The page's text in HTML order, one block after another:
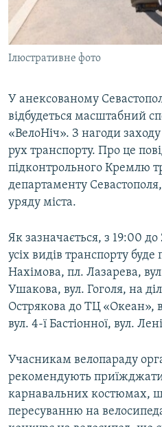
ВІДЕОУРОКИ «ELIFBE»
УКРАЇНСЬКА ПРОБЛЕМА КРИМУ
Русский
Qırımtatar
Усі сайти RFE/RL
Ілюстративне фото
У анексованому
відбудеться масштабний
«ВелоНіч». З нагоди
рух транспорту. Про це
підконтрольного Кремлю
департаменту
уряду міста.
Як зазначається, з 19:00
усіх видів транспорту
Нахімова, пл. Лазарева,
Ушакова, вул. Гоголя, на
Острякова до ТЦ
вул. 4-ї Бастіонної, вул.
Учасникам велопараду
рекомендують
карнавальних костюмах,
пересуванню на